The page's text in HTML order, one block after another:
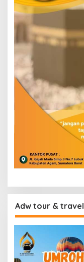
Adw tour & travel